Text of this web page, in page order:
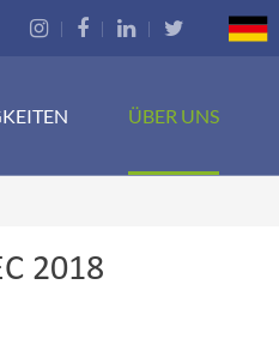
ÜBER UNS
2018